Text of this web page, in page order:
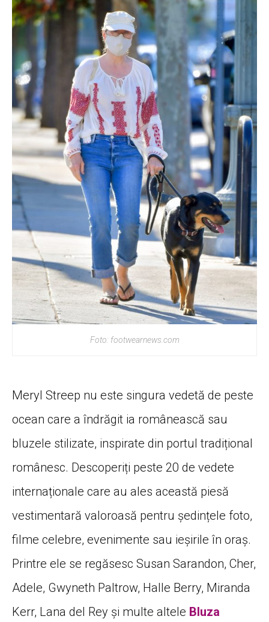
Foto: footwearnews.com
Meryl Streep nu este singura vedetă de peste
ocean care a îndrăgit ia românească sau
bluzele stilizate, inspirate din portul tradițional
românesc. Descoperiți peste 20 de vedete
internaționale care au ales această piesă
vestimentară valoroasă pentru ședințele foto,
filme celebre, evenimente sau ieșirile în oraș.
Printre ele se regăsesc Susan Sarandon, Cher,
Adele, Gwyneth Paltrow, Halle Berry, Miranda
Kerr, Lana del Rey și multe altele Bluza